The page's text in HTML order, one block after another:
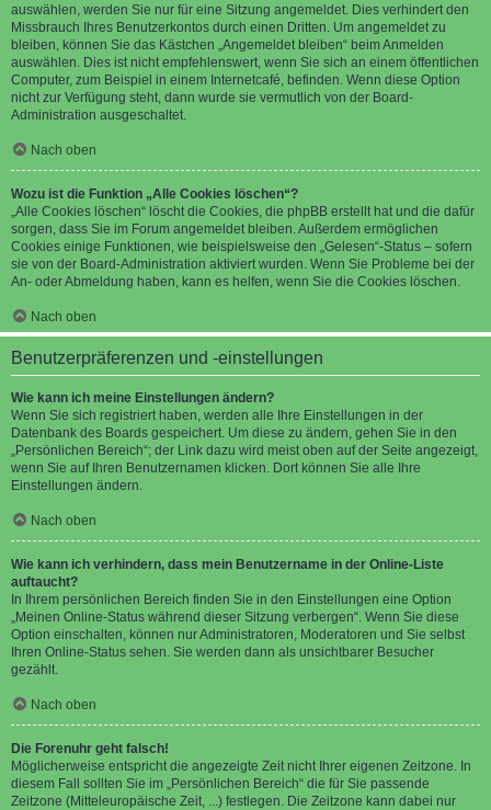
auswählen, werden Sie nur für eine Sitzung angemeldet. Dies verhindert den
Missbrauch Ihres Benutzerkontos durch einen Dritten. Um angemeldet zu
bleiben, können Sie das Kästchen „Angemeldet bleiben“ beim Anmelden
auswählen. Dies ist nicht empfehlenswert, wenn Sie sich an einem öffentlichen
Computer, zum Beispiel in einem Internetcafé, befinden. Wenn diese Option
nicht zur Verfügung steht, dann wurde sie vermutlich von der Board-
Administration ausgeschaltet.
Nach oben
Wozu ist die Funktion „Alle Cookies löschen“?
„Alle Cookies löschen“ löscht die Cookies, die phpBB erstellt hat und die dafür
sorgen, dass Sie im Forum angemeldet bleiben. Außerdem ermöglichen
Cookies einige Funktionen, wie beispielsweise den „Gelesen“-Status – sofern
sie von der Board-Administration aktiviert wurden. Wenn Sie Probleme bei der
An- oder Abmeldung haben, kann es helfen, wenn Sie die Cookies löschen.
Nach oben
Benutzerpräferenzen und -einstellungen
Wie kann ich meine Einstellungen ändern?
Wenn Sie sich registriert haben, werden alle Ihre Einstellungen in der
Datenbank des Boards gespeichert. Um diese zu ändern, gehen Sie in den
„Persönlichen Bereich“; der Link dazu wird meist oben auf der Seite angezeigt,
wenn Sie auf Ihren Benutzernamen klicken. Dort können Sie alle Ihre
Einstellungen ändern.
Nach oben
Wie kann ich verhindern, dass mein Benutzername in der Online-Liste
auftaucht?
In Ihrem persönlichen Bereich finden Sie in den Einstellungen eine Option
„Meinen Online-Status während dieser Sitzung verbergen“. Wenn Sie diese
Option einschalten, können nur Administratoren, Moderatoren und Sie selbst
Ihren Online-Status sehen. Sie werden dann als unsichtbarer Besucher
gezählt.
Nach oben
Die Forenuhr geht falsch!
Möglicherweise entspricht die angezeigte Zeit nicht Ihrer eigenen Zeitzone. In
diesem Fall sollten Sie im „Persönlichen Bereich“ die für Sie passende
Zeitzone (Mitteleuropäische Zeit, ...) festlegen. Die Zeitzone kann dabei nur